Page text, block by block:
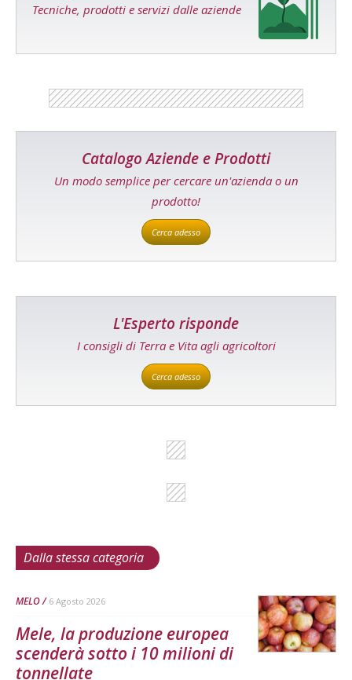
Tecniche, prodotti e servizi dalle aziende
Catalogo Aziende e Prodotti
Un modo semplice per cercare un'azienda o un
prodotto!
Cerca adesso
L'Esperto risponde
I consigli di Terra e Vita agli agricoltori
Cerca adesso
Dalla stessa categoria
MELO 6 Agosto 2026
Mele, la produzione europea
scenderà sotto i 10 milioni di
tonnellate